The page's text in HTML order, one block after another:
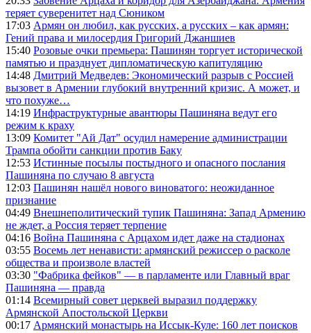
теряет суверенитет над Сюником
17:03 Армян он любил, как русских, а русских – как армян:
Гений права и милосердия Григорий Джаншиев
15:40 Розовые очки премьера: Пашинян торгует исторической
памятью и празднует дипломатическую капитуляцию
14:48 Дмитрий Медведев: Экономический разрыв с Россией
вызовет в Армении глубокий внутренний кризис. А может, и
что похуже…
14:19 Инфраструктурные авантюры Пашиняна ведут его
режим к краху
13:09 Комитет "Ай Дат" осудил намерение администрации
Трампа обойти санкции против Баку
12:53 Истинные посылы постыдного и опасного послания
Пашиняна по случаю 8 августа
12:03 Пашинян нашёл нового виноватого: неожиданное
признание
04:49 Внешнеполитический тупик Пашиняна: Запад Армению
не ждет, а Россия теряет терпение
04:16 Война Пашиняна с Арцахом идет даже на стадионах
03:55 Восемь лет ненависти: армянский режиссер о расколе
общества и произволе властей
03:30 "Фабрика фейков" — в парламенте или Главный враг
Пашиняна — правда
01:14 Всемирный совет церквей выразил поддержку
Армянской Апостольской Церкви
00:17 Армянский монастырь на Иссык-Куле: 160 лет поисков